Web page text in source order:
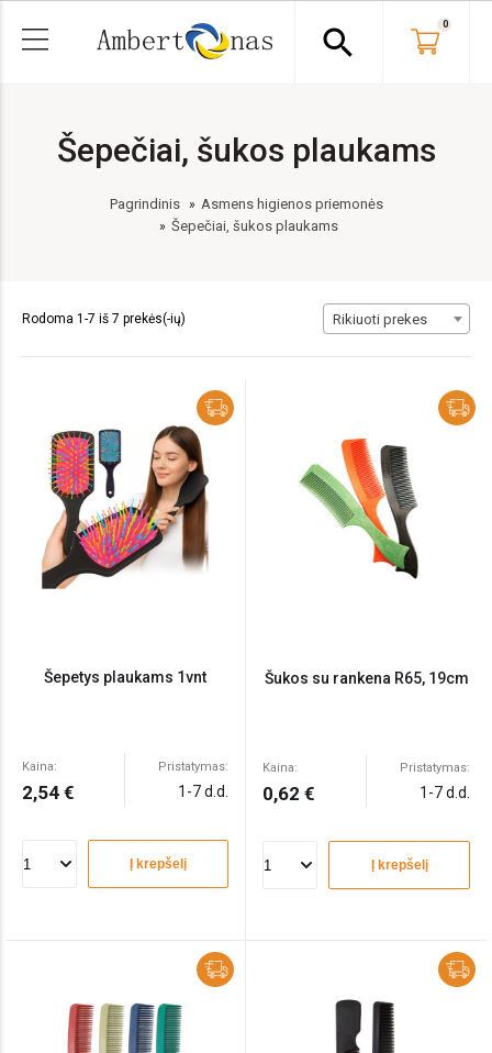
search 0
Šepečiai, šukos plaukams
Pagrindinis
Asmens higienos priemonės
Šepečiai, šukos plaukams
Rodoma 1-7 iš 7 prekės(-ių) Rikiuoti prekes
Šepetys plaukams 1vnt
Kaina:
2,54 €
Pristatymas:
1-7 d.d.
Į krepšelį
Šukos su rankena R65, 19cm
Kaina:
0,62 €
Pristatymas:
1-7 d.d.
Į krepšelį